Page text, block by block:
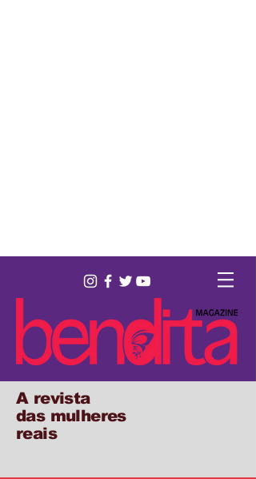
A revista
das mulheres
reais